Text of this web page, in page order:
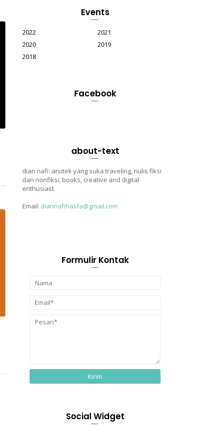
Events
2022
2021
2020
2019
2018
Facebook
about-text
dian nafi: arsitek yang suka traveling, nulis fiksi
dan nonfiksi; books, creative and digital
enthusiast.
Email: diannafihasfa@gmail.com
Formulir Kontak
Social Widget